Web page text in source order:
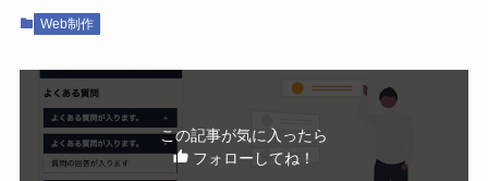
Web制作
この記事が気に入ったら
フォローしてね！